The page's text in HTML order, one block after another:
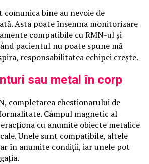
bine au nevoie de
Asta poate însemna monitorizare
compatibile cu RMN-ul și
pacientul nu poate spune mă
responsabilitatea echipei crește.
sau metal în corp
completarea chestionarului de
Câmpul magnetic al
cu anumite obiecte metalice
Unele sunt compatibile, altele
în anumite condiții, iar unele pot